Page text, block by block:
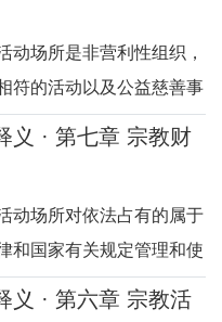
所房屋的规定。关于征收
场所房屋。
动场所是非营利性组织，
符的活动以及公益慈善事
于宗教团体、宗教院校、
入仅能用于公益性或者非
组织。根据
义 · 第七章 宗教财
动场所对依法占有的属于
和国家有关规定管理和使
有权或者其他财产权利。
义 · 第六章 宗教活